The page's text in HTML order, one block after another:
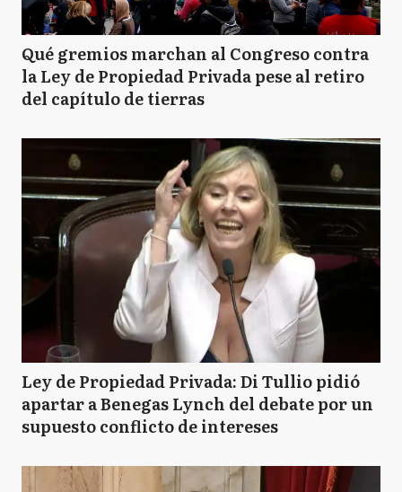
Qué gremios marchan al Congreso contra
la Ley de Propiedad Privada pese al retiro
del capítulo de tierras
Ley de Propiedad Privada: Di Tullio pidió
apartar a Benegas Lynch del debate por un
supuesto conflicto de intereses